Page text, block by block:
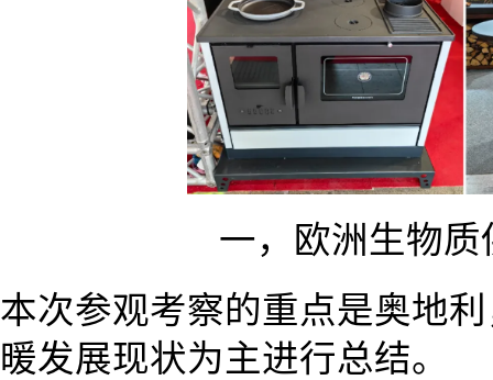
一，欧洲生物
本次参观考察的重点是奥地
暖发展现状为主进行总结。